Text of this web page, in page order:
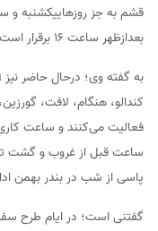
بعدازظهر ساعت ۱۶ برقرار است.
کندالو، هنگام، لافت،
فعالیت می‌کنند و ساعت
ساعت قبل از غروب و گشت
پاسی از شب در بندر بهمن